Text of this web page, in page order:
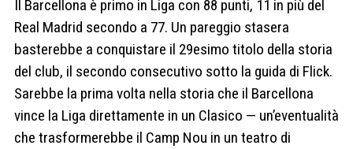
Il Barcellona è primo in Liga con 88 punti, 11 in più del
Real Madrid secondo a 77. Un pareggio stasera
basterebbe a conquistare il 29esimo titolo della storia
del club, il secondo consecutivo sotto la guida di Flick.
Sarebbe la prima volta nella storia che il Barcellona
vince la Liga direttamente in un Clasico — un’eventualità
che trasformerebbe il Camp Nou in un teatro di